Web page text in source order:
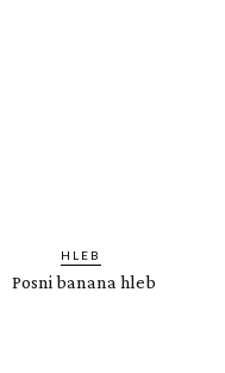
HLEB
Posni banana hleb